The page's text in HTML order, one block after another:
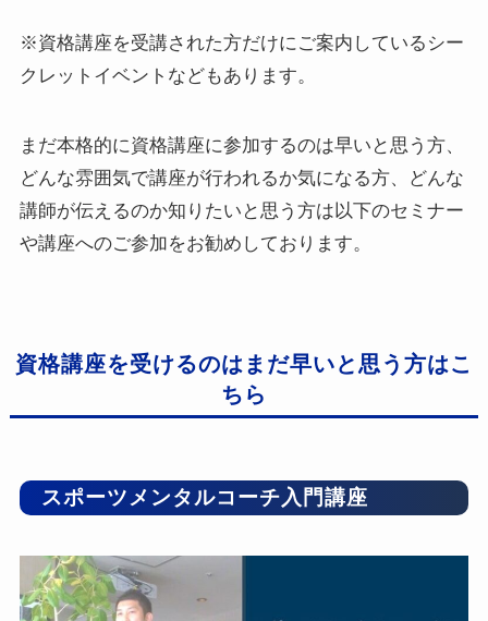
※資格講座を受講された方だけにご案内しているシー
クレットイベントなどもあります。
まだ本格的に資格講座に参加するのは早いと思う方、
どんな雰囲気で講座が行われるか気になる方、どんな
講師が伝えるのか知りたいと思う方は以下のセミナー
や講座へのご参加をお勧めしております。
資格講座を受けるのはまだ早いと思う方はこ
ちら
スポーツメンタルコーチ入門講座